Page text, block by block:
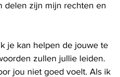
delen zijn mijn rechten en
je kan helpen de jouwe te
zullen jullie leiden.
jou niet goed voelt. Als ik